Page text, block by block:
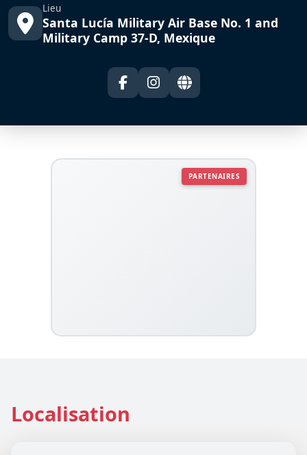
Lieu
Santa Lucía Military Air Base No. 1 and
Military Camp 37-D, Mexique
PARTENAIRES
Localisation